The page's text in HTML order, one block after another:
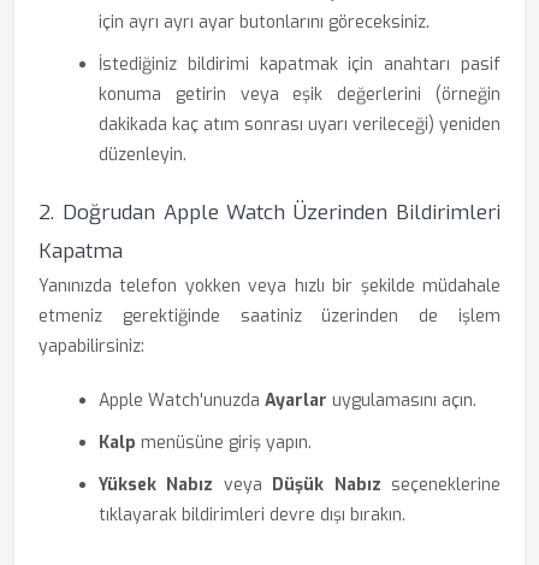
için ayrı ayrı ayar butonlarını göreceksiniz.
İstediğiniz bildirimi kapatmak için anahtarı pasif
konuma getirin veya eşik değerlerini (örneğin
dakikada kaç atım sonrası uyarı verileceği) yeniden
düzenleyin.
2. Doğrudan Apple Watch Üzerinden Bildirimleri
Kapatma
Yanınızda telefon yokken veya hızlı bir şekilde müdahale
etmeniz gerektiğinde saatiniz üzerinden de işlem
yapabilirsiniz:
Apple Watch'unuzda Ayarlar uygulamasını açın.
Kalp menüsüne giriş yapın.
Yüksek Nabız veya Düşük Nabız seçeneklerine
tıklayarak bildirimleri devre dışı bırakın.